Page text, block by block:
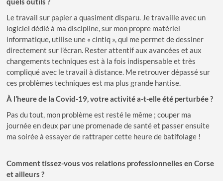
Le travail sur papier a quasiment disparu. Je travaille avec un
logiciel dédié à ma discipline, sur mon propre matériel
informatique, utilise une « cintiq », qui me permet de dessiner
directement sur l’écran. Rester attentif aux avancées et aux
changements techniques est à la fois indispensable et très
compliqué avec le travail à distance. Me retrouver dépassé sur
ces problèmes techniques est ma plus grande hantise.
À l’heure de la Covid-19, votre activité a-t-elle été perturbée ?
Pas du tout, mon problème est resté le même ; couper ma
journée en deux par une promenade de santé et passer ensuite
ma soirée à essayer de rattraper cette heure de batifolage !
Comment tissez-vous vos relations professionnelles en Corse
et ailleurs ?